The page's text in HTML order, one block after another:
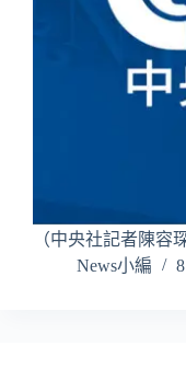
（中央社記者陳
News小編